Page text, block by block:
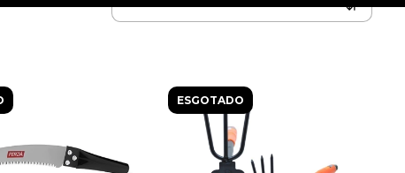
ESGOTADO